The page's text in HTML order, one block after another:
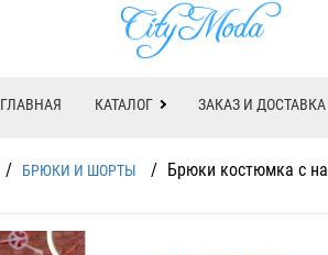
ГЛАВНАЯ КАТАЛОГ ЗАКАЗ И ДОСТАВКА
/ БРЮКИ И ШОРТЫ / Брюки костюмка с